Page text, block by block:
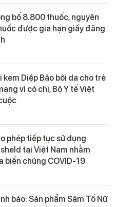
bố 8.800 thuốc, nguyên
được gia hạn giấy đăng
kem Diệp Bảo bôi da cho trẻ
vì có chì, Bộ Y tế Việt
phép tiếp tục sử dụng
tại Việt Nam nhằm
biến chủng COVID-19
báo: Sản phẩm Sâm Tố Nữ